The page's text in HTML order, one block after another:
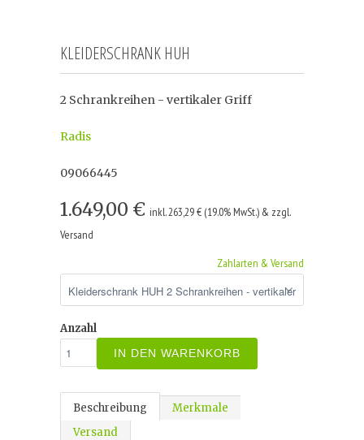
KLEIDERSCHRANK HUH
2 Schrankreihen - vertikaler Griff
Radis
09066445
1.649,00 € inkl. 263,29 € (19.0% MwSt.) & zzgl.
Versand
Zahlarten & Versand
Anzahl
IN DEN WARENKORB
Beschreibung
Merkmale
Versand